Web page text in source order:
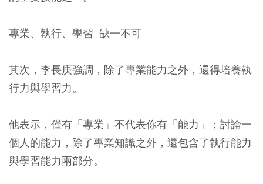
專業、執行、學習 缺一不可
其次，李長庚強調，除了專業能力之外，還得培養執
行力與學習力。
他表示，僅有「專業」不代表你有「能力」；討論一
個人的能力，除了專業知識之外，還包含了執行能力
與學習能力兩部分。